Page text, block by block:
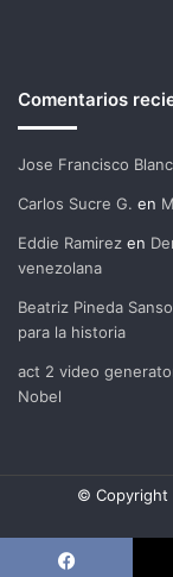
Comentarios
Jose Francisco
Carlos Sucre G. en
Eddie Ramirez en
venezolana
Beatriz Pineda
para la historia
act 2 video
Nobel
© Copyright